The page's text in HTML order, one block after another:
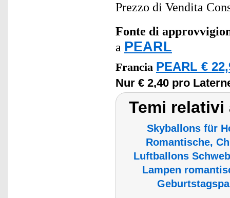
Prezzo di Vendita
Fonte di
a PEARL
Francia PEARL €
Nur € 2,40 pro
Temi relativi
Skyballons für
Romantische,
Luftballons
Lampen